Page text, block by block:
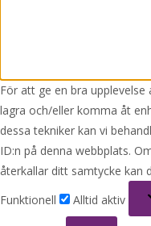
För att ge en bra
lagra och/eller komma åt
dessa tekniker kan vi
ID:n på denna webbplats.
återkallar ditt samtycke kan
Funktionell
Alltid aktiv